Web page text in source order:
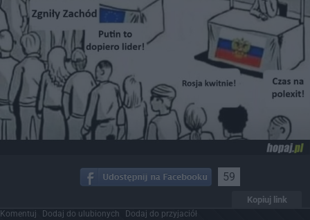
59
Kopiuj link
Komentuj Dodaj do ulubionych Dodaj do przyjaciół